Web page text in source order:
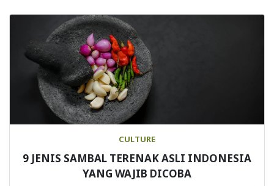
CULTURE
9 JENIS SAMBAL TERENAK ASLI INDONESIA
YANG WAJIB DICOBA